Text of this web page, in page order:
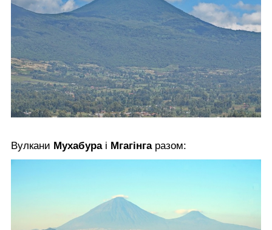
Вулкани Мухабура і Мгагінга разом: